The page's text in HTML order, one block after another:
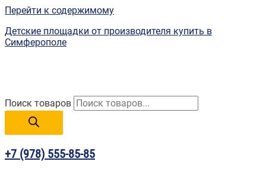
Перейти к содержимому
Детские площадки от производителя купить в
Симферополе
Поиск товаров
+7 (978) 555-85-85